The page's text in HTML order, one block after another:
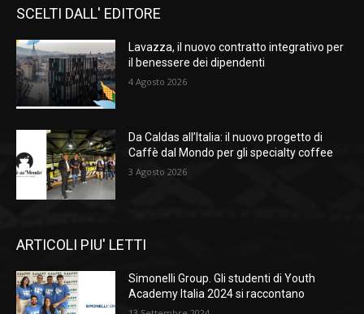
SCELTI DALL' EDITORE
Lavazza, il nuovo contratto integrativo per
il benessere dei dipendenti
4 Agosto 2026
Da Caldas all’Italia: il nuovo progetto di
Caffè dal Mondo per gli specialty coffee
3 Agosto 2026
ARTICOLI PIU' LETTI
Simonelli Group. Gli studenti di Youth
Academy Italia 2024 si raccontano